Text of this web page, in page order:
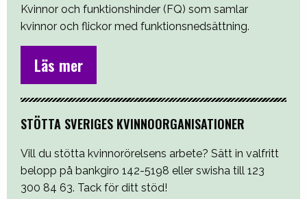
Kvinnor och funktionshinder (FQ) som samlar
kvinnor och flickor med funktionsnedsättning.
Läs mer
STÖTTA SVERIGES KVINNOORGANISATIONER
Vill du stötta kvinnorörelsens arbete? Sätt in valfritt
belopp på bankgiro 142-5198 eller swisha till 123
300 84 63. Tack för ditt stöd!